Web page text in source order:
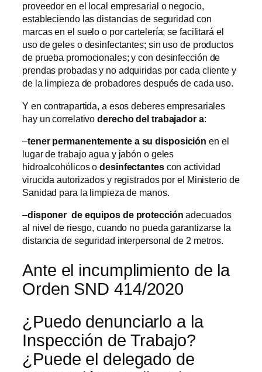
proveedor en el local empresarial o negocio,
estableciendo las distancias de seguridad con
marcas en el suelo o por cartelería; se facilitará el
uso de geles o desinfectantes; sin uso de productos
de prueba promocionales; y con desinfección de
prendas probadas y no adquiridas por cada cliente y
de la limpieza de probadores después de cada uso.
Y en contrapartida, a esos deberes empresariales
hay un correlativoderecho del trabajador a:
–tener permanentemente a su disposición en el
lugar de trabajo agua y jabón o geles
hidroalcohólicos odesinfectantescon actividad
virucida autorizados y registrados por el Ministerio de
Sanidad para la limpieza de manos.
–disponer de equipos de protección adecuados
al nivel de riesgo, cuando no pueda garantizarse la
distancia de seguridad interpersonal de 2 metros.
Ante el incumplimiento de la
Orden SND 414/2020
¿Puedo denunciarlo a la
Inspección de Trabajo?
¿Puede el delegado de